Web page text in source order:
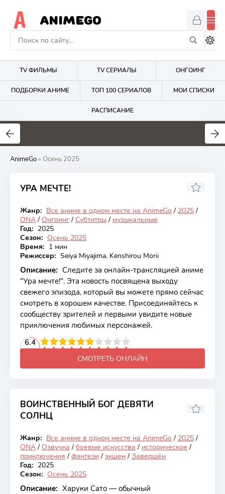
ANIMEGO
TV ФИЛЬМЫ TV СЕРИАЛЫ ОНГОИНГ
ПОДБОРКИ АНИМЕ ТОП 100 СЕРИАЛОВ МОИ СПИСКИ
РАСПИСАНИЕ
1.7
AnimeGo» Осень 2025
УРА МЕЧТЕ!
Онгоинг
Жанр: Все аниме в одном месте на AnimeGo / 2025 /
ONA / Онгоинг / Субтитры / музыкальные
Год: 2025
Сезон: Осень 2025
Время: 1 мин
Режиссер: Seiya Miyajima, Kenshirou Morii
Описание: Следите за онлайн-трансляцией аниме
"Ура мечте!". Эта новость посвящена выходу
свежего эпизода, который вы можете прямо сейчас
смотреть в хорошем качестве. Присоединяйтесь к
сообществу зрителей и первыми увидите новые
приключения любимых персонажей.
6.4
4 5 6 7 8 9 10
СМОТРЕТЬ ОНЛАЙН
ВОИНСТВЕННЫЙ БОГ ДЕВЯТИ
СОЛНЦ
Закончен
Жанр: Все аниме в одном месте на AnimeGo / 2025 /
ONA / Озвучка / боевые искусства / историческое /
приключения / фэнтези / экшен / Завершён
Год: 2025
Сезон: Осень 2025
Описание: Харуки Сато — обычный